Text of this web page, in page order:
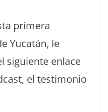
primera
Yucatán, le
siguiente enlace
el testimonio